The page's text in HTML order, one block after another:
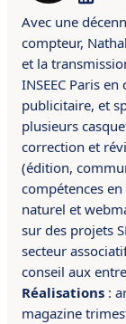
Avec une
compteur,
et la
INSEEC Paris
publicitaire, et
plusieurs
correction et
(édition,
compétences en
naturel et
sur des projets
secteur
conseil aux
Réalisations :
magazine